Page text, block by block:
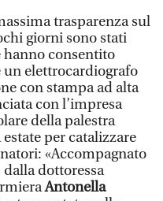
trasparenza sul
giorni sono stati
consentito
un elettrocardiografo
con stampa ad alta
con l’impresa
della palestra
per catalizzare
«Accompagnato
dottoressa
Antonella